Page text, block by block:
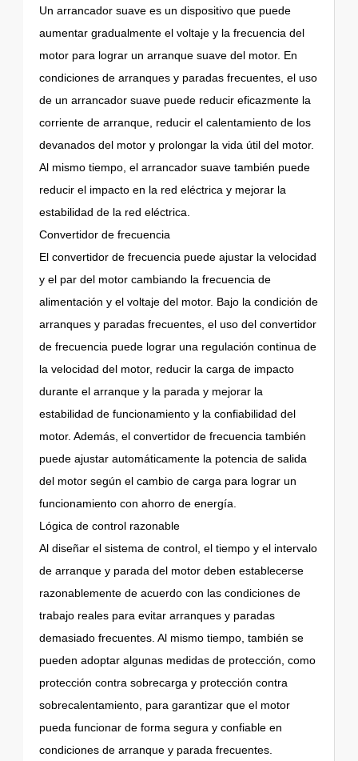
Un arrancador suave es un dispositivo que puede
aumentar gradualmente el voltaje y la frecuencia del
motor para lograr un arranque suave del motor. En
condiciones de arranques y paradas frecuentes, el uso
de un arrancador suave puede reducir eficazmente la
corriente de arranque, reducir el calentamiento de los
devanados del motor y prolongar la vida útil del motor.
Al mismo tiempo, el arrancador suave también puede
reducir el impacto en la red eléctrica y mejorar la
estabilidad de la red eléctrica.
Convertidor de frecuencia
El convertidor de frecuencia puede ajustar la velocidad
y el par del motor cambiando la frecuencia de
alimentación y el voltaje del motor. Bajo la condición de
arranques y paradas frecuentes, el uso del convertidor
de frecuencia puede lograr una regulación continua de
la velocidad del motor, reducir la carga de impacto
durante el arranque y la parada y mejorar la
estabilidad de funcionamiento y la confiabilidad del
motor. Además, el convertidor de frecuencia también
puede ajustar automáticamente la potencia de salida
del motor según el cambio de carga para lograr un
funcionamiento con ahorro de energía.
Lógica de control razonable
Al diseñar el sistema de control, el tiempo y el intervalo
de arranque y parada del motor deben establecerse
razonablemente de acuerdo con las condiciones de
trabajo reales para evitar arranques y paradas
demasiado frecuentes. Al mismo tiempo, también se
pueden adoptar algunas medidas de protección, como
protección contra sobrecarga y protección contra
sobrecalentamiento, para garantizar que el motor
pueda funcionar de forma segura y confiable en
condiciones de arranque y parada frecuentes.